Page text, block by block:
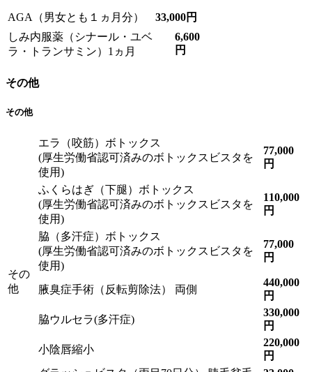
AGA（男女とも１ヵ月分）
33,000円
しみ内服薬（シナール・ユベ
ラ・トランサミン）1ヵ月
6,600
円
その他
その他
その
他
エラ（咬筋）ボトックス
(厚生労働省認可済みのボトックスビスタを
使用)
77,000
円
ふくらはぎ（下腿）ボトックス
(厚生労働省認可済みのボトックスビスタを
使用)
110,000
円
脇（多汗症）ボトックス
(厚生労働省認可済みのボトックスビスタを
使用)
77,000
円
腋臭症手術（反転剪除法） 両側
440,000
円
脇ウルセラ(多汗症)
330,000
円
小陰唇縮小
220,000
円